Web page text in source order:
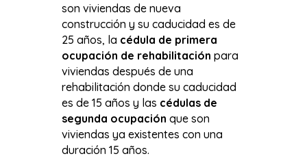
son viviendas de nueva
construcción y su caducidad es de
25 años, la cédula de primera
ocupación de rehabilitación para
viviendas después de una
rehabilitación donde su caducidad
es de 15 años y las cédulas de
segunda ocupación que son
viviendas ya existentes con una
duración 15 años.